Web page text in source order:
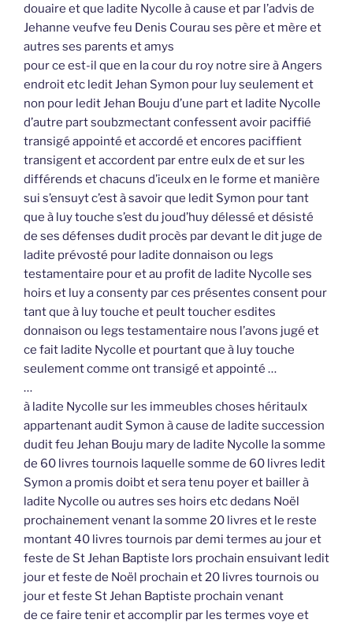
douaire et que ladite Nycolle à cause et par l’advis de
Jehanne veufve feu Denis Courau ses père et mère et
autres ses parents et amys
pour ce est-il que en la cour du roy notre sire à Angers
endroit etc ledit Jehan Symon pour luy seulement et
non pour ledit Jehan Bouju d’une part et ladite Nycolle
d’autre part soubzmectant confessent avoir paciffié
transigé appointé et accordé et encores paciffient
transigent et accordent par entre eulx de et sur les
différends et chacuns d’iceulx en le forme et manière
sui s’ensuyt c’est à savoir que ledit Symon pour tant
que à luy touche s’est du joud’huy délessé et désisté
de ses défenses dudit procès par devant le dit juge de
ladite prévosté pour ladite donnaison ou legs
testamentaire pour et au profit de ladite Nycolle ses
hoirs et luy a consenty par ces présentes consent pour
tant que à luy touche et peult toucher esdites
donnaison ou legs testamentaire nous l’avons jugé et
ce fait ladite Nycolle et pourtant que à luy touche
seulement comme ont transigé et appointé …
…
à ladite Nycolle sur les immeubles choses héritaulx
appartenant audit Symon à cause de ladite succession
dudit feu Jehan Bouju mary de ladite Nycolle la somme
de 60 livres tournois laquelle somme de 60 livres ledit
Symon a promis doibt et sera tenu poyer et bailler à
ladite Nycolle ou autres ses hoirs etc dedans Noël
prochainement venant la somme 20 livres et le reste
montant 40 livres tournois par demi termes au jour et
feste de St Jehan Baptiste lors prochain ensuivant ledit
jour et feste de Noël prochain et 20 livres tournois ou
jour et feste St Jehan Baptiste prochain venant
de ce faire tenir et accomplir par les termes voye et